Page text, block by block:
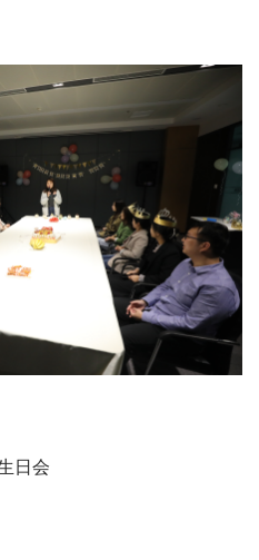
日会